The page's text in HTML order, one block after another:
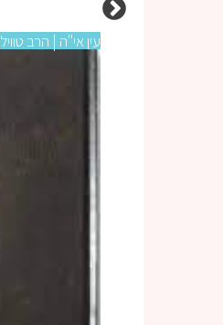
עין אי"ה | הרב טוויל